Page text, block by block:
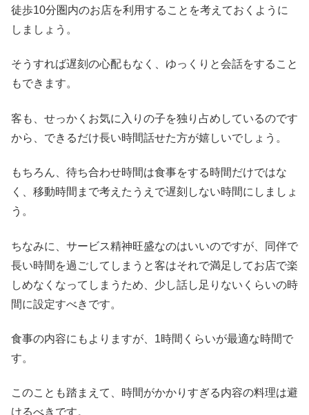
徒歩10分圏内のお店を利用することを考えておくように
しましょう。
そうすれば遅刻の心配もなく、ゆっくりと会話をすること
もできます。
客も、せっかくお気に入りの子を独り占めしているのです
から、できるだけ長い時間話せた方が嬉しいでしょう。
もちろん、待ち合わせ時間は食事をする時間だけではな
く、移動時間まで考えたうえで遅刻しない時間にしましょ
う。
ちなみに、サービス精神旺盛なのはいいのですが、同伴で
長い時間を過ごしてしまうと客はそれで満足してお店で楽
しめなくなってしまうため、少し話し足りないくらいの時
間に設定すべきです。
食事の内容にもよりますが、1時間くらいが最適な時間で
す。
このことも踏まえて、時間がかかりすぎる内容の料理は避
けるべきです。